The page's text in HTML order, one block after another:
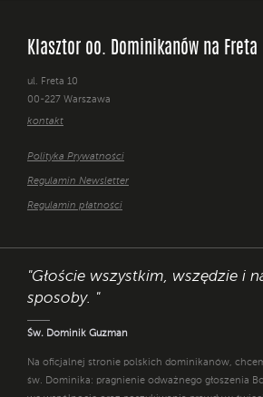
Klasztor oo. Dominikanów na Freta
ul. Freta 10
00-227 Warszawa
kontakt
Polityka Prywatności
Regulamin Newsletter
Regulamin płatności
"Głoście wszystkim, wszędzie i
sposoby. "
Św. Dominik Guzman
Na oficjalnej stronie polskich dominikanów,
św. Dominika: pragnienie odważnego głoszenia